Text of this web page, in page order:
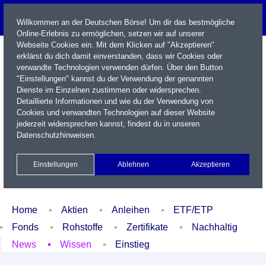
Name / WKN / ISIN / Kürzel
Xetra Realtime
Watchlist Portfolio Login
Home Aktien Anleihen
ETF/ETP
Fonds
Rohstoffe Zertifikate
Nachhaltig
News
Wissen Einstieg
Willkommen an der Deutschen Börse! Um dir das bestmögliche
Online-Erlebnis zu ermöglichen, setzen wir auf unserer
Webseite Cookies ein. Mit dem Klicken auf "Akzeptieren"
erklärst du dich damit einverstanden, dass wir Cookies oder
verwandte Technologien verwenden dürfen. Über den Button
"Einstellungen" kannst du der Verwendung der genannten
Dienste im Einzelnen zustimmen oder widersprechen.
Detaillierte Informationen und wie du der Verwendung von
Cookies und verwandten Technologien auf dieser Website
jederzeit widersprechen kannst, findest du in unseren
Datenschutzhinweisen.
Einstellungen Ablehnen Akzeptieren